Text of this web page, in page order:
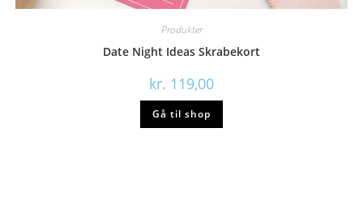
Produkter
Date Night Ideas Skrabekort
kr. 119,00
Gå til shop